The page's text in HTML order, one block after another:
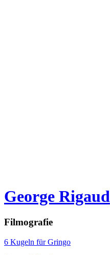
George Rigaud
Filmografie
6 Kugeln für Gringo